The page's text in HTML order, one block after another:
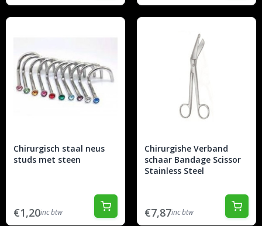
Chirurgisch staal neus
studs met steen
€1,20inc btw
Chirurgishe Verband
schaar Bandage Scissor
Stainless Steel
€7,87inc btw